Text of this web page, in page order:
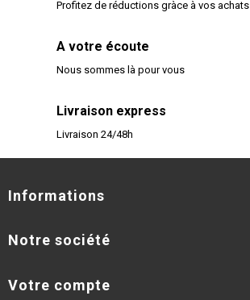
Profitez de réductions gràce à vos achats
A votre écoute
Nous sommes là pour vous
Livraison express
Livraison 24/48h
Informations
Notre société
Votre compte